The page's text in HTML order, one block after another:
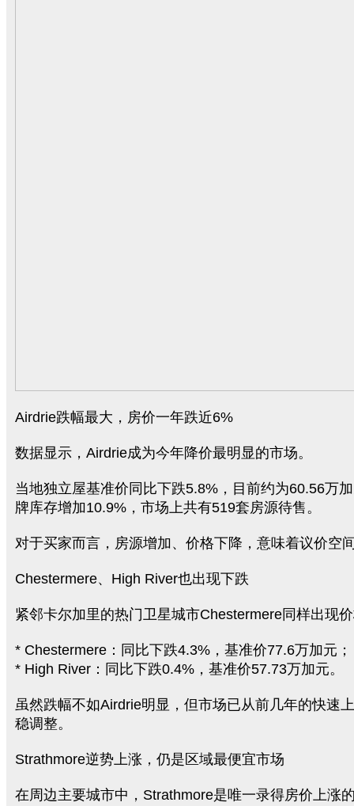
Airdrie跌幅最大，房价一年跌近6%
数据显示，Airdrie成为今年降价最明显的市场。
当地独立屋基准价同比下跌5.8%，目前约为60.56万
牌库存增加10.9%，市场上共有519套房源待售。
对于买家而言，房源增加、价格下降，意味着议价空
Chestermere、High River也出现下跌
紧邻卡尔加里的热门卫星城市Chestermere同样出现
* Chestermere：同比下跌4.3%，基准价77.6万加元；
* High River：同比下跌0.4%，基准价57.73万加元。
虽然跌幅不如Airdrie明显，但市场已从前几年的快速
稳调整。
Strathmore逆势上涨，仍是区域最便宜市场
在周边主要城市中，Strathmore是唯一录得房价上涨